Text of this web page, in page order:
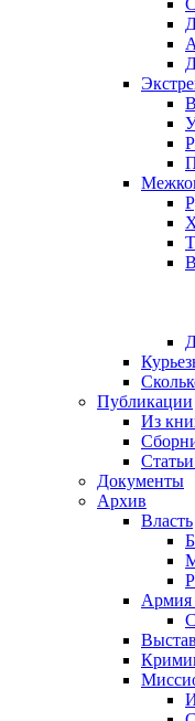
Публикации
Из
Документы
Архив
Власть
Армия